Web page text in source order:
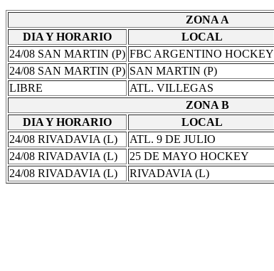
ZONA A
DIA Y HORARIO
LOCAL
24/08 SAN MARTIN (P) FBC ARGENTINO HOCKEY
24/08 SAN MARTIN (P) SAN MARTIN (P)
LIBRE
ATL. VILLEGAS
ZONA B
DIA Y HORARIO
LOCAL
24/08 RIVADAVIA (L)
ATL. 9 DE JULIO
24/08 RIVADAVIA (L)
25 DE MAYO HOCKEY
24/08 RIVADAVIA (L)
RIVADAVIA (L)